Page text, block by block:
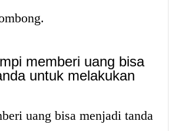
memberi uang bisa
untuk melakukan
uang bisa menjadi tanda